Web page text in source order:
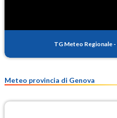
TG Meteo Regionale -
Meteo provincia di Genova